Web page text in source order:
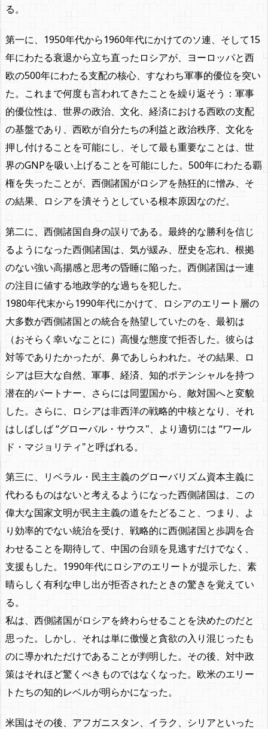
る。
第一に、1950年代から1960年代にかけてのソ連、そして15
年にわたる衰退から立ち直ったロシアが、ヨーロッパと西
欧の500年にわたる支配の核心、すなわち軍事的優位を突い
た。これまで何度も言われてきたことを繰り返そう：軍事
的優位性は、世界の政治、文化、経済における西欧の支配
の基盤であり、西欧が自分たちの利益と政治秩序、文化を
押し付けることを可能にし、そして最も重要なことは、世
界のGNPを吸い上げることを可能にした。500年にわたる覇
権を失ったことが、西側諸国がロシアを熱狂的に憎み、そ
の結果、ロシアを潰そうとしている根本原因なのだ。
第二に、西側諸国自身の誤りである。最終的な勝利を信じ
るようになった西側諸国は、気が緩み、歴史を忘れ、根拠
のない強い高揚感と思考の昏睡に陥った。西側諸国は一連
の注目に値する地政学的な過ちを犯した。
1980年代末から1990年代にかけて、ロシアのエリート層の
大多数が西側諸国との統合を熱望していたのを、最初は
（おそらく幸いなことに）高慢な態度で拒否した。彼らは
対等でありたかったが、鼻であしらわれた。その結果、ロ
シアは巨大な自然、軍事、経済、知的ポテンシャルを持つ
潜在的パートナー、さらには同盟国から、敵対国へと変貌
した。さらに、ロシアは非西洋の戦略的中核となり、それ
はしばしば “グローバル・サウス"、より適切には “ワール
ド・マジョリティ"と呼ばれる。
第三に、リベラル・民主主義のグローバリズム資本主義に
代わるものはないと考えるようになった西側諸国は、この
偉大な国家文明が民主主義の道をたどること、つまり、よ
り効率的でない統治を受け、戦略的に西側諸国と歩調を合
わせることを期待して、中国の台頭を見逃すだけでなく、
支援もした。1990年代にロシアのエリートが提示した、素
晴らしく有利な申し出が拒否されたときの驚きを覚えてい
る。
私は、西側諸国がロシアを終わらせることを決めたのだと
思った。しかし、それは単に傲慢と貪欲の入り混じったも
のに導かれただけであることが判明した。その後、対中政
策はそれほど驚くべきものではなくなった。欧米のエリー
トたちの知的レベルが明らかになった。
米国はその後、アフガニスタン、イラク、シリアといった